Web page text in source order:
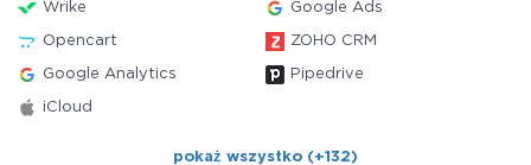
Wrike Google Ads
Opencart ZOHO CRM
Google Analytics Pipedrive
iCloud
pokaż wszystko (+132)